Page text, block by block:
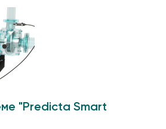
"Predicta Smart